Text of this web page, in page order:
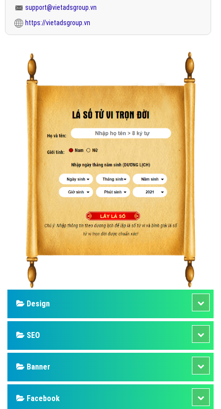
support@vietadsgroup.vn
https://vietadsgroup.vn
Design
SEO
Banner
Facebook